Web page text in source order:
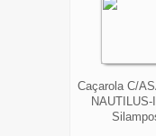
Caçarola C/
NAUTILUS-